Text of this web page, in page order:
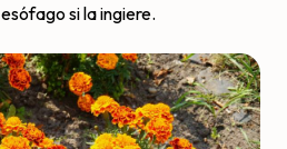
si la ingiere.